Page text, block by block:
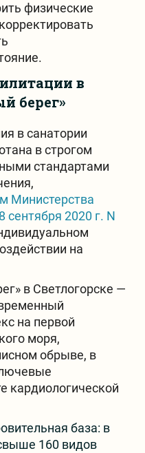
физические
в
берег»
в санатории
в строгом
стандартами
Министерства
сентября 2020 г. N
на
в Светлогорске —
на первой
моря,
обрыве, в
кардиологической
база: в
160 видов